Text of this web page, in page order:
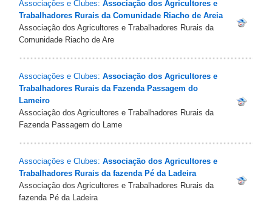
Associações e Clubes: Associação dos Agricultores e
Trabalhadores Rurais da Comunidade Riacho de Areia
Associação dos Agricultores e Trabalhadores Rurais da
Comunidade Riacho de Are
Associações e Clubes: Associação dos Agricultores e
Trabalhadores Rurais da Fazenda Passagem do
Lameiro
Associação dos Agricultores e Trabalhadores Rurais da
Fazenda Passagem do Lame
Associações e Clubes: Associação dos Agricultores e
Trabalhadores Rurais da fazenda Pé da Ladeira
Associação dos Agricultores e Trabalhadores Rurais da
fazenda Pé da Ladeira